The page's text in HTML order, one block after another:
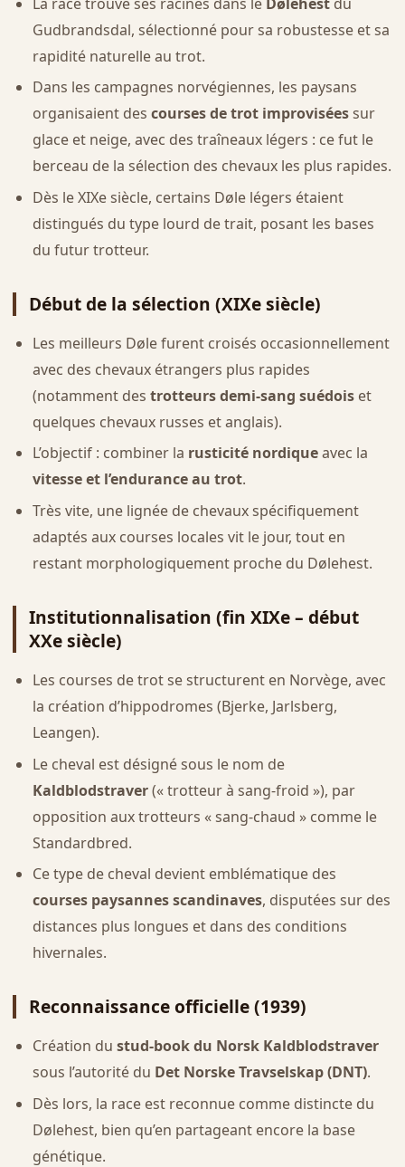
Gudbrandsdal, sélectionné pour sa robustesse et sa
rapidité naturelle au trot.
Dans les campagnes norvégiennes, les paysans
organisaient des courses de trot improviséessur
glace et neige, avec des traîneaux légers : ce fut le
berceau de la sélection des chevaux les plus rapides.
Dès le XIXe siècle, certains Døle légers étaient
distingués du type lourd de trait, posant les bases
du futur trotteur.
Début de la sélection (XIXe siècle)
Les meilleurs Døle furent croisés occasionnellement
avec des chevaux étrangers plus rapides
(notamment des trotteurs demi-sang suédoiset
quelques chevaux russes et anglais).
L’objectif : combiner la rusticité nordiqueavec la
vitesse et l’endurance au trot.
Très vite, une lignée de chevaux spécifiquement
adaptés aux courses locales vit le jour, tout en
restant morphologiquement proche du Dølehest.
Institutionnalisation (fin XIXe – début
XXe siècle)
Les courses de trot se structurent en Norvège, avec
la création d’hippodromes (Bjerke, Jarlsberg,
Leangen).
Le cheval est désigné sous le nom de
Kaldblodstraver(« trotteur à sang-froid »), par
opposition aux trotteurs « sang-chaud » comme le
Standardbred.
Ce type de cheval devient emblématique des
courses paysannes scandinaves, disputées sur des
distances plus longues et dans des conditions
hivernales.
Reconnaissance officielle (1939)
Création du stud-book du Norsk Kaldblodstraver
sous l’autorité du Det Norske Travselskap (DNT).
Dès lors, la race est reconnue comme distincte du
Dølehest, bien qu’en partageant encore la base
génétique.